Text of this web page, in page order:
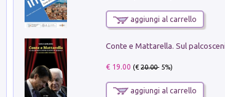
aggiungi al carrello
€ 19.00 (€20.00- 5%)
aggiungi al carrello